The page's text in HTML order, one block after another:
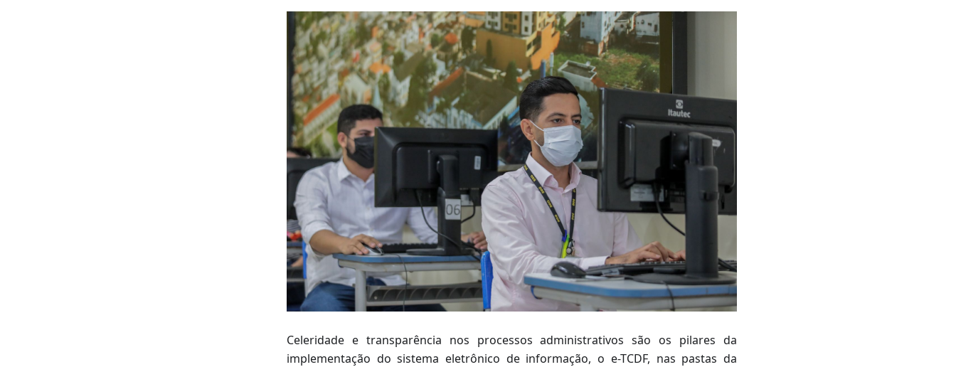
Celeridade e transparência nos processos administrativos são os pilares da
implementação do sistema eletrônico de informação, o e-TCDF, nas pastas da